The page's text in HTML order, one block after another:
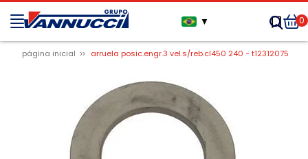
▼ 0
página inicial arruela posic.engr.3 vel.s/reb.cl450 240 - t12312075